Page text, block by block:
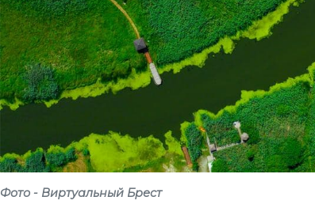
Фото - Виртуальный Брест